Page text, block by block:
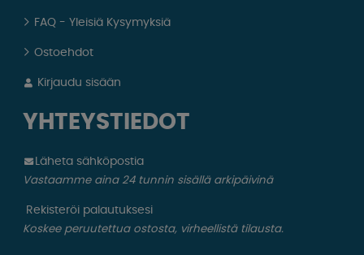
FAQ - Yleisiä Kysymyksiä
Ostoehdot
Kirjaudu sisään
YHTEYSTIEDOT
Läheta sähköpostia
Vastaamme aina 24 tunnin sisällä arkipäivinä
Rekisteröi palautuksesi
Koskee peruutettua ostosta, virheellistä tilausta.